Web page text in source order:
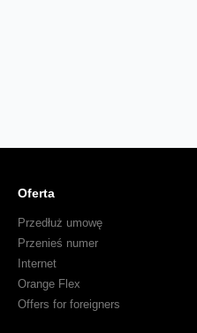
Oferta
Przedłuż umowę
Przenieś numer
Internet
Orange Flex
Offers for foreigners